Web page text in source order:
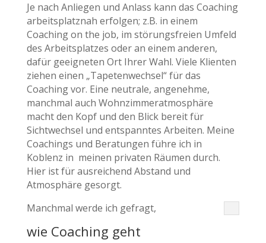
Je nach Anliegen und Anlass kann das Coaching
arbeitsplatznah erfolgen; z.B. in einem
Coaching on the job, im störungsfreien Umfeld
des Arbeitsplatzes oder an einem anderen,
dafür geeigneten Ort Ihrer Wahl. Viele Klienten
ziehen einen „Tapetenwechsel“ für das
Coaching vor. Eine neutrale, angenehme,
manchmal auch Wohnzimmeratmosphäre
macht den Kopf und den Blick bereit für
Sichtwechsel und entspanntes Arbeiten. Meine
Coachings und Beratungen führe ich in
Koblenz in meinen privaten Räumen durch.
Hier ist für ausreichend Abstand und
Atmosphäre gesorgt.
Manchmal werde ich gefragt,
wie Coaching geht